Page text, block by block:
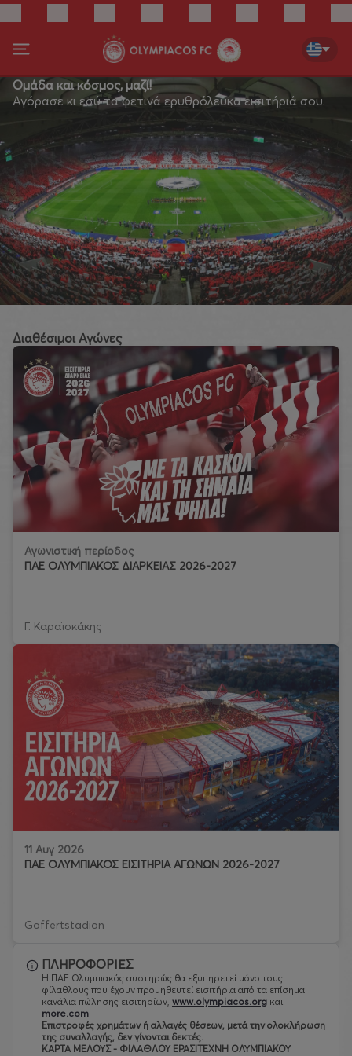
Ομάδα και κόσμος, μαζί!
Αγόρασε κι εσύ τα φετινά ερυθρόλευκα εισιτήριά σου.
Διαθέσιμοι Αγώνες
Αγωνιστική περίοδος
ΠΑΕ ΟΛΥΜΠΙΑΚΟΣ ΔΙΑΡΚΕΙΑΣ 2026-2027
Γ. Καραϊσκάκης
11 Αυγ 2026
ΠΑΕ ΟΛΥΜΠΙΑΚΟΣ ΕΙΣΙΤΗΡΙΑ ΑΓΩΝΩΝ 2026-2027
Goffertstadion
ΠΛΗΡΟΦΟΡΙΕΣ
Η ΠΑΕ Ολυμπιακός αυστηρώς θα εξυπηρετεί μόνο τους
φίλαθλους που έχουν προμηθευτεί εισιτήρια από τα επίσημα
κανάλια πώλησης εισιτηρίων, www.olympiacos.org και
more.com.
Eπιστροφές χρημάτων ή αλλαγές θέσεων, μετά την ολοκλήρωση
της συναλλαγής, δεν γίνονται δεκτές.
ΚΑΡΤΑ ΜΕΛΟΥΣ - ΦΙΛΑΘΛΟΥ ΕΡΑΣΙΤΕΧΝΗ ΟΛΥΜΠΙΑΚΟΥ